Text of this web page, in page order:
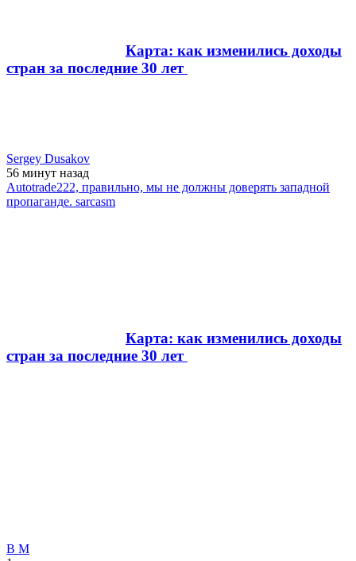
Карта: как изменились доходы
стран за последние 30 лет
Sergey Dusakov
56 минут назад
Autotrade222, правильно, мы не должны доверять западной
пропаганде. sarcasm
Карта: как изменились доходы
стран за последние 30 лет
В М